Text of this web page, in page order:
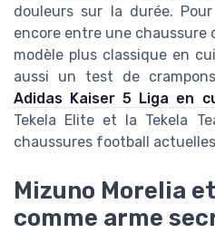
douleurs sur la durée.
encore entre une chaussure
modèle plus classique en
aussi un test de
Adidas Kaiser 5 Liga en
Tekela Elite et la Tekela
chaussures football
Mizuno Morelia
comme arme